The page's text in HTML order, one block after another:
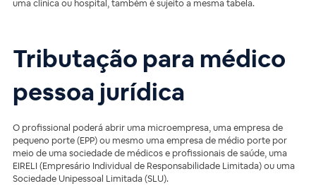
uma clínica ou hospital, também é sujeito a mesma tabela.
Tributação para médico
pessoa jurídica
O profissional poderá abrir uma microempresa, uma empresa de
pequeno porte (EPP) ou mesmo uma empresa de médio porte por
meio de uma sociedade de médicos e profissionais de saúde, uma
EIRELI (Empresário Individual de Responsabilidade Limitada) ou uma
Sociedade Unipessoal Limitada (SLU).